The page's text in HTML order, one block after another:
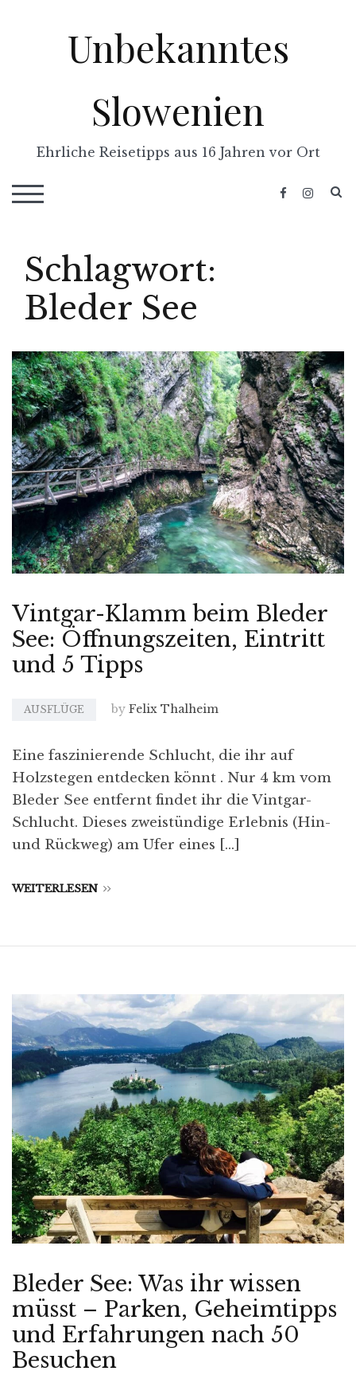
Unbekanntes
Slowenien
Ehrliche Reisetipps aus 16 Jahren vor Ort
TOGGLE MOBILE MENU
Schlagwort:
Bleder See
Vintgar-Klamm beim Bleder
See: Öffnungszeiten, Eintritt
und 5 Tipps
AUSFLÜGE by Felix Thalheim
Eine faszinierende Schlucht, die ihr auf
Holzstegen entdecken könnt . Nur 4 km vom
Bleder See entfernt findet ihr die Vintgar-
Schlucht. Dieses zweistündige Erlebnis (Hin-
und Rückweg) am Ufer eines […]
WEITERLESEN
Bleder See: Was ihr wissen
müsst – Parken, Geheimtipps
und Erfahrungen nach 50
Besuchen